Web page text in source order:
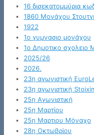
16 δισεκατομμύρια
1860 Μονάχου
1922
1ο γυμνασιο μονάχου
1ο Δημοτικο σχολειο
2025/26
2026.
23η αγωνιστική
23η αγωνιστική
25η Αγωνιστική
25η Μαρτίου
25η Μαρτιου Μόναχο
28η Οκτωβρίου